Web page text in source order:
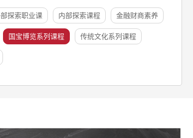
探索职业课 内部探索课程 金融财商素养
国宝博览系列课程 传统文化系列课程